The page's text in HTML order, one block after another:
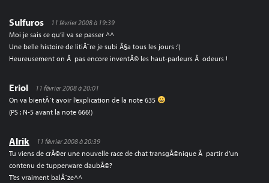
Sulfuros
11 février 2008 à 19:39
Moi je sais ce qu’il va se passer ^^
Une belle histoire de litiÃ¨re je subi Ã§a tous les jours :'(
Heureusement on Ã pas encore inventÃ© les haut-parleurs Ã odeurs !
Eriol
11 février 2008 à 20:01
On va bientÃ´t avoir l’explication de la note 635
(PS : N-5 avant la note 666!)
Alrik
11 février 2008 à 20:39
Tu viens de crÃ©er une nouvelle race de chat transgÃ©nique Ã partir d’un
contenu de tupperware daubÃ©?
T’es vraiment balÃ¨ze^^